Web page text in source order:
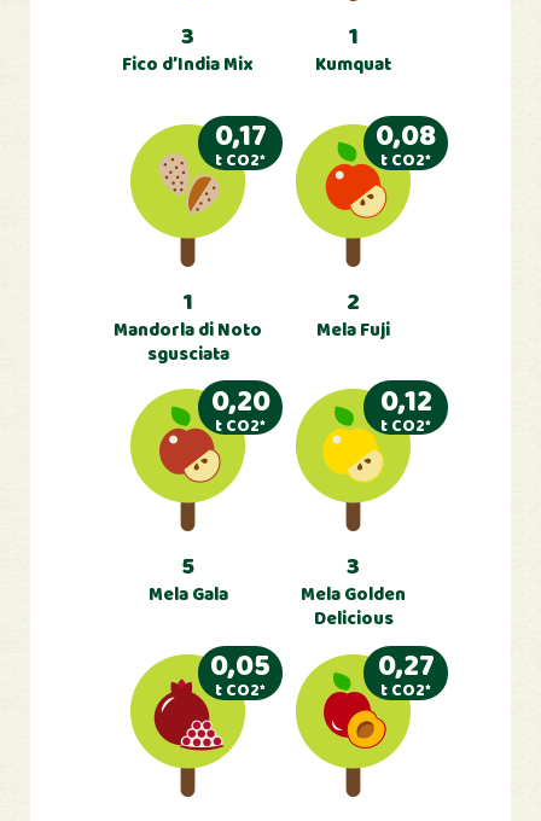
3
Fico d’India Mix
1
Kumquat
0,17
t CO2*
1
Mandorla di Noto
sgusciata
0,08
t CO2*
2
Mela Fuji
0,20
t CO2*
5
Mela Gala
0,12
t CO2*
3
Mela Golden
Delicious
0,05
t CO2* 0,27
t CO2*